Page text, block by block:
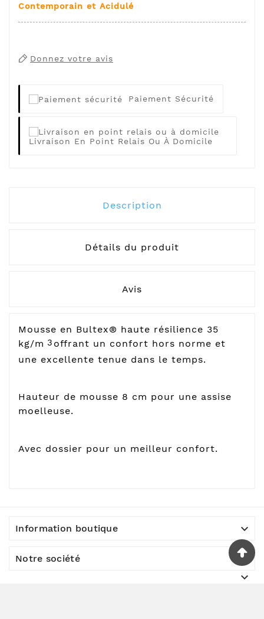
Contemporain et Acidulé
Donnez votre avis
Paiement Sécurité
Livraison En Point Relais Ou À Domicile
Description
Détails du produit
Avis
Mousse en Bultex® haute résilience 35
kg/m 3offrant un confort hors norme et
une excellente tenue dans le temps.
Hauteur de mousse 8 cm pour une assise
moelleuse.
Avec dossier pour un meilleur confort.
Information boutique 
Notre société

